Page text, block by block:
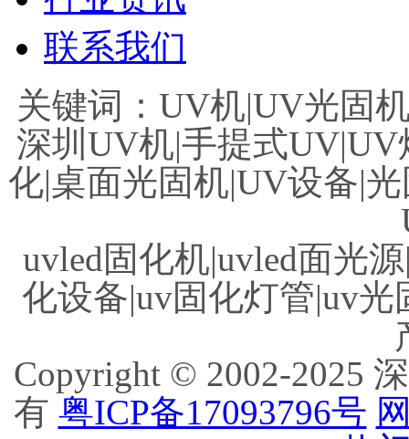
联系我们
关键词：UV机|UV光固
深圳UV机|手提式
化|桌面光固机|UV设备|
uvled固化机|uvled面光
化设备|uv固化灯管|uv
Copyright © 2002-2025
有 粤ICP备17093796号